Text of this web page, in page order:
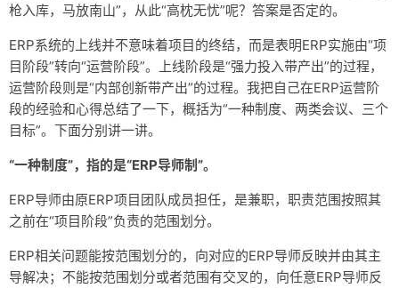
运维笔记
流程与业务分析
读书笔记（实践导向）
思想笔记
随笔
荣誉
枪入库，马放南山”，从此“高枕无忧”呢？答案是否定的。
ERP系统的上线并不意味着项目的终结，而是表明ERP实施由“项
目阶段”转向“运营阶段”。上线阶段是“强力投入带产出”的过程，
运营阶段则是“内部创新带产出”的过程。我把自己在ERP运营阶
段的经验和心得总结了一下，概括为“一种制度、两类会议、三个
目标”。下面分别讲一讲。
“一种制度”，指的是“ERP导师制”。
ERP导师由原ERP项目团队成员担任，是兼职，职责范围按照其
之前在“项目阶段”负责的范围划分。
ERP相关问题能按范围划分的，向对应的ERP导师反映并由其主
导解决；不能按范围划分或者范围有交叉的，向任意ERP导师反